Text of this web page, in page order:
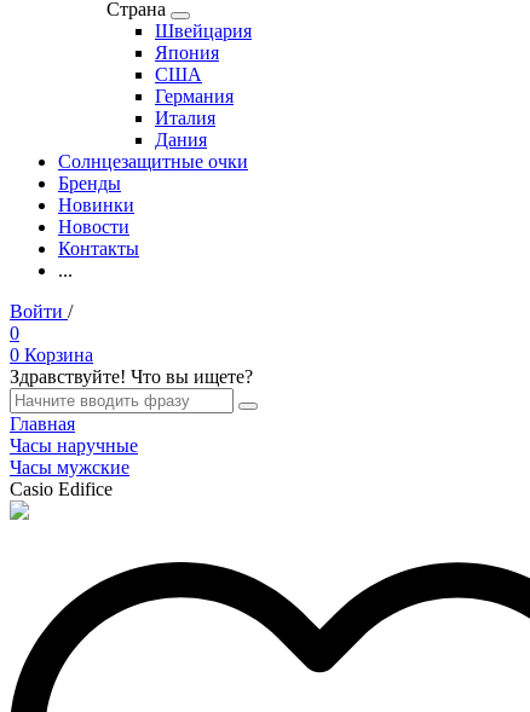
Страна
Швейцария
Япония
США
Германия
Италия
Дания
Солнцезащитные очки
Бренды
Новинки
Новости
Контакты
...
Войти /
0
0 Корзина
Здравствуйте! Что вы ищете?
Главная
Часы наручные
Часы мужские
Casio Edifice